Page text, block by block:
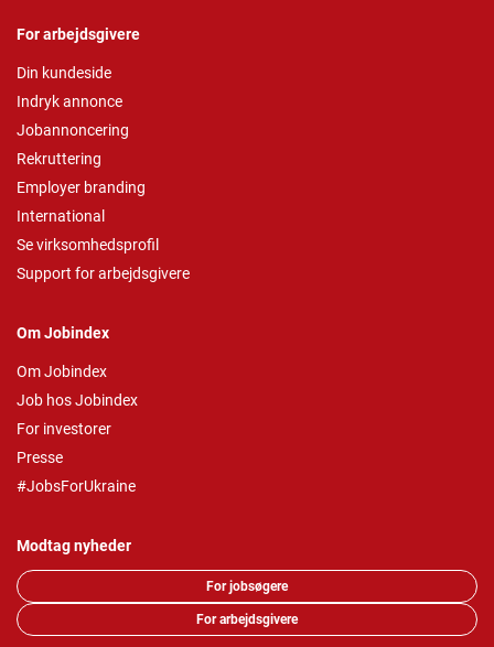
For arbejdsgivere
Din kundeside
Indryk annonce
Jobannoncering
Rekruttering
Employer branding
International
Se virksomhedsprofil
Support for arbejdsgivere
Om Jobindex
Om Jobindex
Job hos Jobindex
For investorer
Presse
#JobsForUkraine
Modtag nyheder
For jobsøgere
For arbejdsgivere